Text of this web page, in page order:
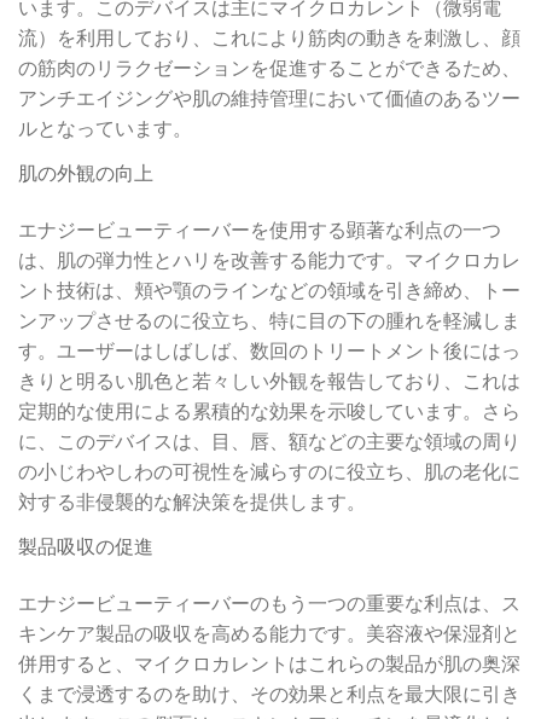
います。このデバイスは主にマイクロカレント（微弱電
流）を利用しており、これにより筋肉の動きを刺激し、顔
の筋肉のリラクゼーションを促進することができるため、
アンチエイジングや肌の維持管理において価値のあるツー
ルとなっています。
肌の外観の向上
エナジービューティーバーを使用する顕著な利点の一つ
は、肌の弾力性とハリを改善する能力です。マイクロカレ
ント技術は、頬や顎のラインなどの領域を引き締め、トー
ンアップさせるのに役立ち、特に目の下の腫れを軽減しま
す。ユーザーはしばしば、数回のトリートメント後にはっ
きりと明るい肌色と若々しい外観を報告しており、これは
定期的な使用による累積的な効果を示唆しています。さら
に、このデバイスは、目、唇、額などの主要な領域の周り
の小じわやしわの可視性を減らすのに役立ち、肌の老化に
対する非侵襲的な解決策を提供します。
製品吸収の促進
エナジービューティーバーのもう一つの重要な利点は、ス
キンケア製品の吸収を高める能力です。美容液や保湿剤と
併用すると、マイクロカレントはこれらの製品が肌の奥深
くまで浸透するのを助け、その効果と利点を最大限に引き